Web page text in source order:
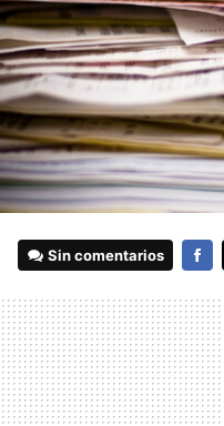
Sin comentarios